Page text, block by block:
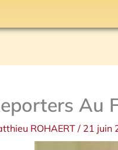
Au
ROHAERT / 21 juin